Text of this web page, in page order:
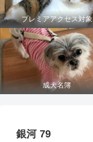
プレミアアクセス対象
成犬名簿
銀河 79